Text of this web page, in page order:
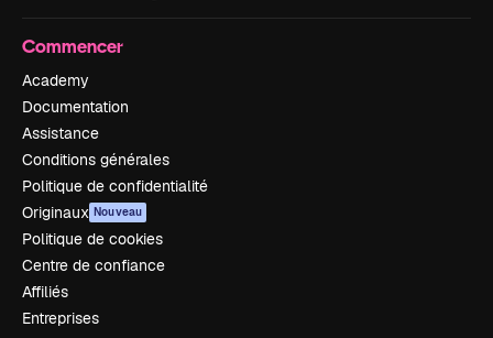
Commencer
Academy
Documentation
Assistance
Conditions générales
Politique de confidentialité
Originaux Nouveau
Politique de cookies
Centre de confiance
Affiliés
Entreprises